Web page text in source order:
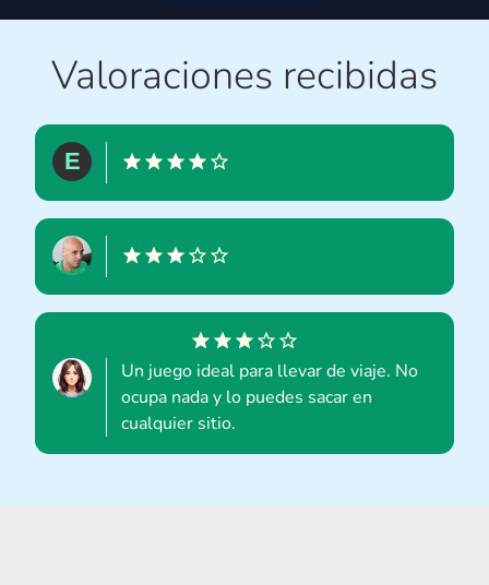
Valoraciones recibidas
Un juego ideal para llevar de viaje. No
ocupa nada y lo puedes sacar en
cualquier sitio.